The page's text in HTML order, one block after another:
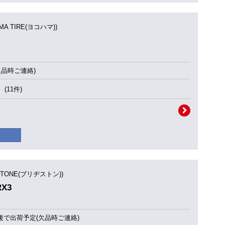
TIRE(ヨコハマ))
時ご連絡)
(11件)
ブリヂストン))
で出荷予定(欠品時ご連絡)